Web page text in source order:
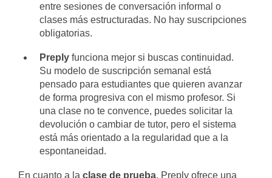
entre sesiones de conversación informal o
clases más estructuradas. No hay suscripciones
obligatorias.
Preply funciona mejor si buscas continuidad.
Su modelo de suscripción semanal está
pensado para estudiantes que quieren avanzar
de forma progresiva con el mismo profesor. Si
una clase no te convence, puedes solicitar la
devolución o cambiar de tutor, pero el sistema
está más orientado a la regularidad que a la
espontaneidad.
En cuanto a la clase de prueba, Preply ofrece una